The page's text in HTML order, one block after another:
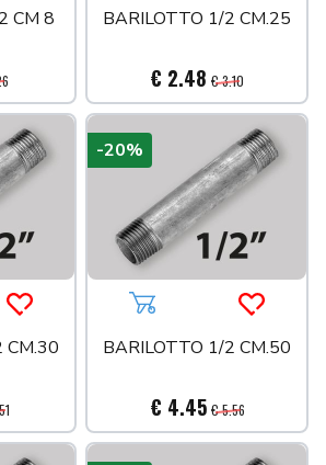
CM 8
BARILOTTO 1/2 CM.25
€ 2.48 € 3.10
Acquista più tardi
CM.30
Aggiungi al carrello
BARILOTTO 1/2 CM.50
€ 4.45 € 5.56
-20%